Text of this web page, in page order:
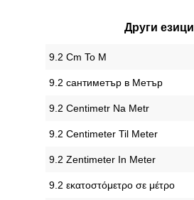
Други езици
‎9.2 Cm To M
‎9.2 сантиметър в Метър
‎9.2 Centimetr Na Metr
‎9.2 Centimeter Til Meter
‎9.2 Zentimeter In Meter
‎9.2 εκατοστόμετρο σε μέτρο